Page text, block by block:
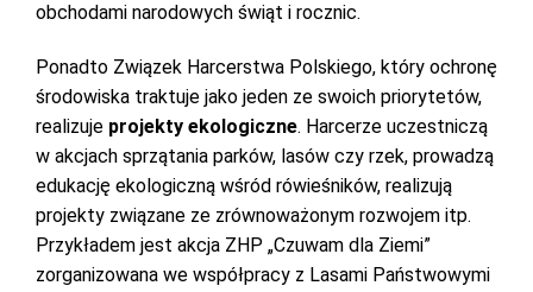
obchodami narodowych świąt i rocznic.
Ponadto Związek Harcerstwa Polskiego, który ochronę
środowiska traktuje jako jeden ze swoich priorytetów,
realizuje projekty ekologiczne. Harcerze uczestniczą
w akcjach sprzątania parków, lasów czy rzek, prowadzą
edukację ekologiczną wśród rówieśników, realizują
projekty związane ze zrównoważonym rozwojem itp.
Przykładem jest akcja ZHP „Czuwam dla Ziemi”
zorganizowana we współpracy z Lasami Państwowymi